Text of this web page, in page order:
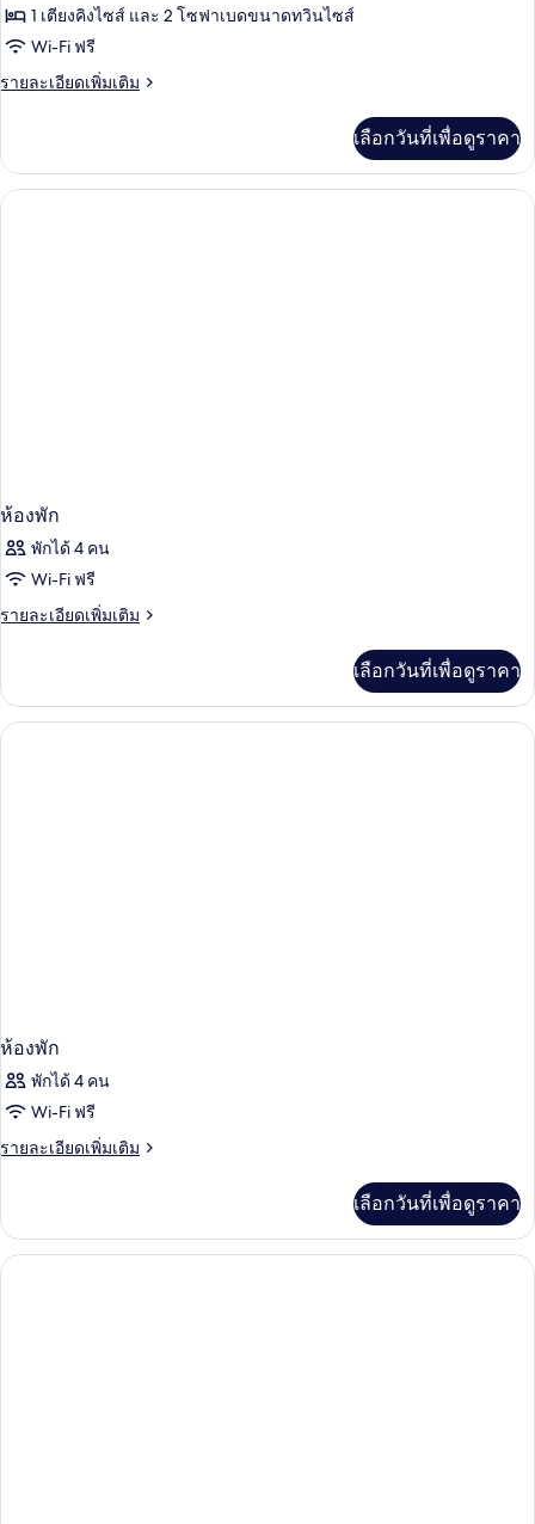
แฟ
มิ
ลี่,
ทะเล
1 เตียงคิงไซส์ และ 2 โซฟาเบดขนาดทวินไซส์
Wi-Fi ฟรี
รายละเอียดเพิ่มเติม
ราย
เกี่ยว
กับ
ห้อง
เลือกวันที่เพื่อดูราคา
ห้องพัก
พักได้ 4 คน
Wi-Fi ฟรี
รายละเอียดเพิ่มเติม
ราย
เกี่ยว
กับ
ห้อง
เลือกวันที่เพื่อดูราคา
ห้องพัก
พักได้ 4 คน
Wi-Fi ฟรี
รายละเอียดเพิ่มเติม
ราย
เกี่ยว
กับ
ห้อง
เลือกวันที่เพื่อดูราคา